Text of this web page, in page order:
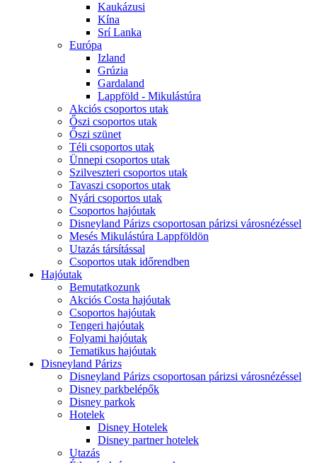
Kaukázusi
Kína
Srí Lanka
Európa
Izland
Grúzia
Gardaland
Lappföld - Mikulástúra
Akciós csoportos utak
Őszi csoportos utak
Őszi szünet
Téli csoportos utak
Ünnepi csoportos utak
Szilveszteri csoportos utak
Tavaszi csoportos utak
Nyári csoportos utak
Csoportos hajóutak
Disneyland Párizs csoportosan párizsi városnézéssel
Mesés Mikulástúra Lappföldön
Utazás társítással
Csoportos utak időrendben
Hajóutak
Bemutatkozunk
Akciós Costa hajóutak
Csoportos hajóutak
Tengeri hajóutak
Folyami hajóutak
Tematikus hajóutak
Disneyland Párizs
Disneyland Párizs csoportosan párizsi városnézéssel
Disney parkbelépők
Disney parkok
Hotelek
Disney Hotelek
Disney partner hotelek
Utazás